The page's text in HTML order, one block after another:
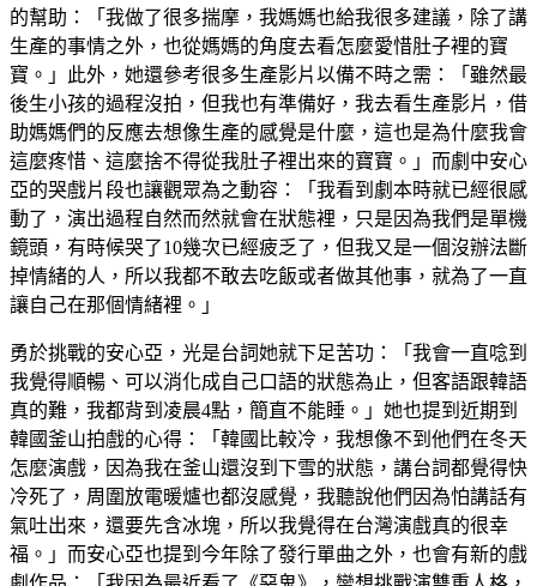
的幫助：「我做了很多揣摩，我媽媽也給我很多建議，除了講
生產的事情之外，也從媽媽的角度去看怎麼愛惜肚子裡的寶
寶。」此外，她還參考很多生產影片以備不時之需：「雖然最
後生小孩的過程沒拍，但我也有準備好，我去看生產影片，借
助媽媽們的反應去想像生產的感覺是什麼，這也是為什麼我會
這麼疼惜、這麼捨不得從我肚子裡出來的寶寶。」而劇中安心
亞的哭戲片段也讓觀眾為之動容：「我看到劇本時就已經很感
動了，演出過程自然而然就會在狀態裡，只是因為我們是單機
鏡頭，有時候哭了10幾次已經疲乏了，但我又是一個沒辦法斷
掉情緒的人，所以我都不敢去吃飯或者做其他事，就為了一直
讓自己在那個情緒裡。」
勇於挑戰的安心亞，光是台詞她就下足苦功：「我會一直唸到
我覺得順暢、可以消化成自己口語的狀態為止，但客語跟韓語
真的難，我都背到凌晨4點，簡直不能睡。」她也提到近期到
韓國釜山拍戲的心得：「韓國比較冷，我想像不到他們在冬天
怎麼演戲，因為我在釜山還沒到下雪的狀態，講台詞都覺得快
冷死了，周圍放電暖爐也都沒感覺，我聽說他們因為怕講話有
氣吐出來，還要先含冰塊，所以我覺得在台灣演戲真的很幸
福。」而安心亞也提到今年除了發行單曲之外，也會有新的戲